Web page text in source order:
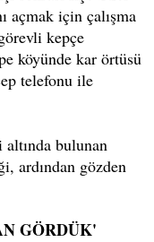
açmak için çalışma
kepçe
köyünde kar örtüsü
telefonu ile
bulunan
ardından gözden
GÖRDÜK'